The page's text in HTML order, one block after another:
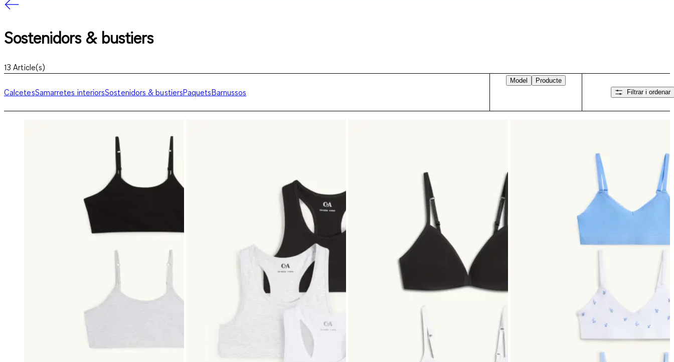
Sostenidors & bustiers
13 Article(s)
CalcetesSamarretes interiorsSostenidors & bustiersPaquetsBarnussos
Model
Producte
Filtrar i ordenar